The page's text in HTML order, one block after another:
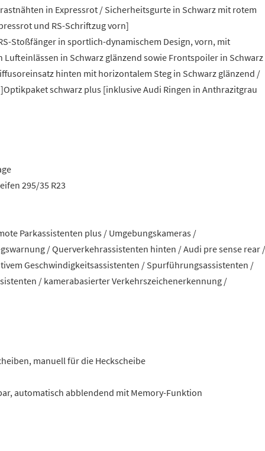
in Expressrot / Sicherheitsgurte in Schwarz mit rotem
und RS-Schriftzug vorn]
Stoßfänger in sportlich-dynamischem Design, vorn, mit
in Schwarz glänzend sowie Frontspoiler in Schwarz
hinten mit horizontalem Steg in Schwarz glänzend /
schwarz plus [inklusive Audi Ringen in Anthrazitgrau
295/35 R23
Parkassistenten plus / Umgebungskameras /
/ Querverkehrassistenten hinten / Audi pre sense rear /
Geschwindigkeitsassistenten / Spurführungsassistenten /
/ kamerabasierter Verkehrszeichenerkennung /
manuell für die Heckscheibe
automatisch abblendend mit Memory-Funktion